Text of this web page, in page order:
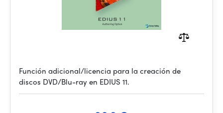
Función adicional/licencia para la creación de
discos DVD/Blu-ray en EDIUS 11.